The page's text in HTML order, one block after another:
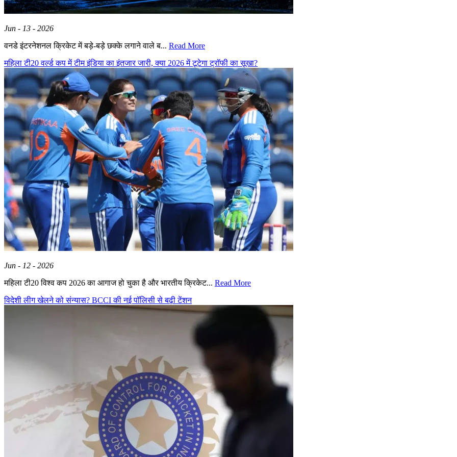
Jun - 13 - 2026
वनडे इंटरनेशनल क्रिकेट में बड़े-बड़े छक्के लगाने वाले ब... Read More
महिला टी20 वर्ल्ड कप में टीम इंडिया का इंतजार जारी, क्या 2026 में टूटेगा ट्रॉफी का सूखा?
Jun - 12 - 2026
महिला टी20 विश्व कप 2026 का आगाज हो चुका है और भारतीय क्रिकेट... Read More
विदेशी लीग खेलने को संन्यास? BCCI की नई पॉलिसी से बढ़ी टेंशन